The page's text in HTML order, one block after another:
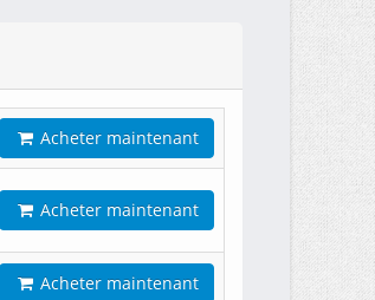
Acheter maintenant
Acheter maintenant
Acheter maintenant